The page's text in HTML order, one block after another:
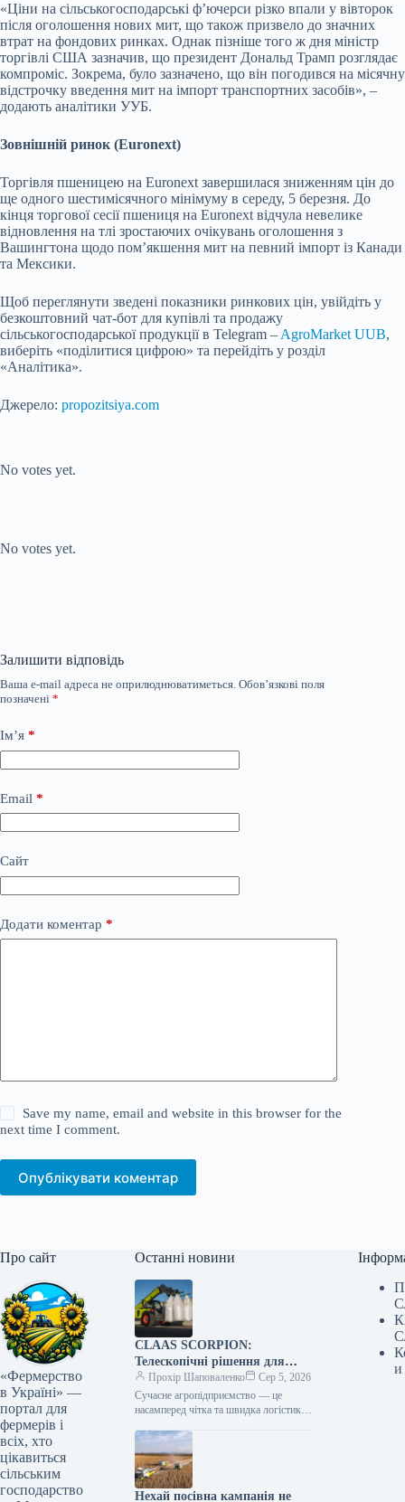
«Ціни на сільськогосподарські ф’ючерси різко впали у вівторок
після оголошення нових мит, що також призвело до значних
втрат на фондових ринках. Однак пізніше того ж дня міністр
торгівлі США зазначив, що президент Дональд Трамп розглядає
компроміс. Зокрема, було зазначено, що він погодився на місячну
відстрочку введення мит на імпорт транспортних засобів», –
додають аналітики УУБ.
Зовнішній ринок (Euronext)
Торгівля пшеницею на Euronext завершилася зниженням цін до
ще одного шестимісячного мінімуму в середу, 5 березня. До
кінця торгової сесії пшениця на Euronext відчула невелике
відновлення на тлі зростаючих очікувань оголошення з
Вашингтона щодо пом’якшення мит на певний імпорт із Канади
та Мексики.
Щоб переглянути зведені показники ринкових цін, увійдіть у
безкоштовний чат-бот для купівлі та продажу
сільськогосподарської продукції в Telegram – AgroMarket UUB,
виберіть «поділитися цифрою» та перейдіть у розділ
«Аналітика».
Джерело: propozitsiya.com
No votes yet.
No votes yet.
Залишити відповідь
Ваша e-mail адреса не оприлюднюватиметься. Обов’язкові поля
позначені *
Ім’я *
Email *
Сайт
Додати коментар *
Save my name, email and website in this browser for the
next time I comment.
Опублікувати коментар
Про сайт
«Фермерство
в Україні» —
портал для
фермерів і
всіх, хто
цікавиться
сільським
господарство
Останні новини
CLAAS SCORPION:
Телескопічні рішення для
ефективного агрологістичного
менеджменту
Прохір Шаповаленко
Сер 5, 2026
Сучасне агропідприємство — це
насамперед чітка та швидка логістика.
тисяч тонн зерна, робота з
біогазовими…
Нехай посівна кампанія не
и